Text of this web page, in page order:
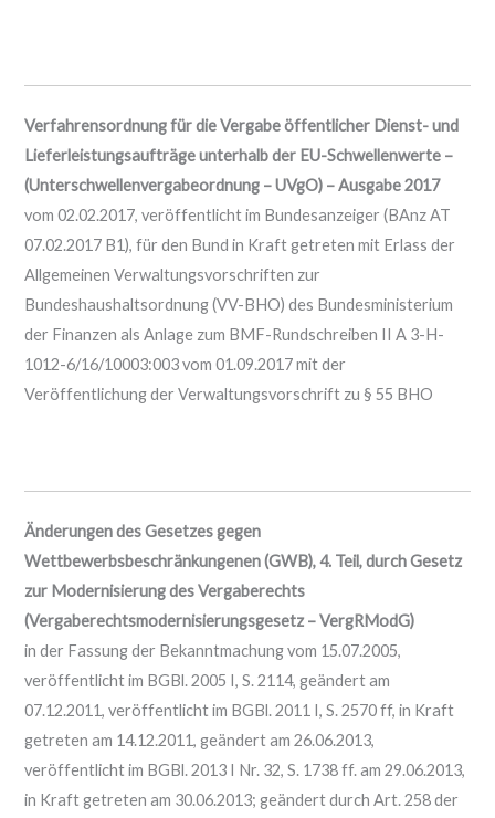
Verfahrensordnung für die Vergabe öffentlicher Dienst- und
Lieferleistungsaufträge unterhalb der EU-Schwellenwerte –
(Unterschwellenvergabeordnung – UVgO) – Ausgabe 2017
vom 02.02.2017, veröffentlicht im Bundesanzeiger (BAnz AT
07.02.2017 B1), für den Bund in Kraft getreten mit Erlass der
Allgemeinen Verwaltungsvorschriften zur
Bundeshaushaltsordnung (VV-BHO) des Bundesministerium
der Finanzen als Anlage zum BMF-Rundschreiben II A 3-H-
1012-6/16/10003:003 vom 01.09.2017 mit der
Veröffentlichung der Verwaltungsvorschrift zu § 55 BHO
Änderungen des Gesetzes gegen
Wettbewerbsbeschränkungenen (GWB), 4. Teil, durch Gesetz
zur Modernisierung des Vergaberechts
(Vergaberechtsmodernisierungsgesetz – VergRModG)
in der Fassung der Bekanntmachung vom 15.07.2005,
veröffentlicht im BGBl. 2005 I, S. 2114, geändert am
07.12.2011, veröffentlicht im BGBl. 2011 I, S. 2570 ff, in Kraft
getreten am 14.12.2011, geändert am 26.06.2013,
veröffentlicht im BGBl. 2013 I Nr. 32, S. 1738 ff. am 29.06.2013,
in Kraft getreten am 30.06.2013; geändert durch Art. 258 der